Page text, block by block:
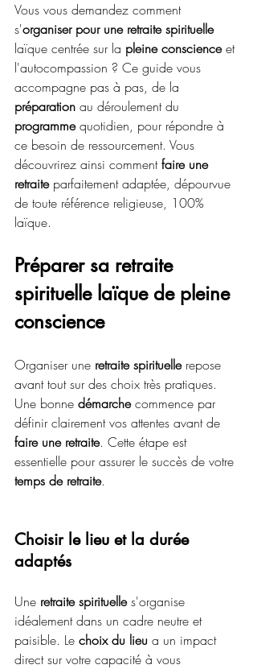
Vous vous demandez comment
s'organiser pour une retraite spirituelle
laïque centrée sur la pleine conscience et
l'autocompassion ? Ce guide vous
accompagne pas à pas, de la
préparation au déroulement du
programme quotidien, pour répondre à
ce besoin de ressourcement. Vous
découvrirez ainsi comment faire une
retraite parfaitement adaptée, dépourvue
de toute référence religieuse, 100%
laïque.
Préparer sa retraite
spirituelle laïque de pleine
conscience
Organiser une retraite spirituelle repose
avant tout sur des choix très pratiques.
Une bonne démarche commence par
définir clairement vos attentes avant de
faire une retraite. Cette étape est
essentielle pour assurer le succès de votre
temps de retraite.
Choisir le lieu et la durée
adaptés
Une retraite spirituelle s'organise
idéalement dans un cadre neutre et
paisible. Le choix du lieu a un impact
direct sur votre capacité à vous